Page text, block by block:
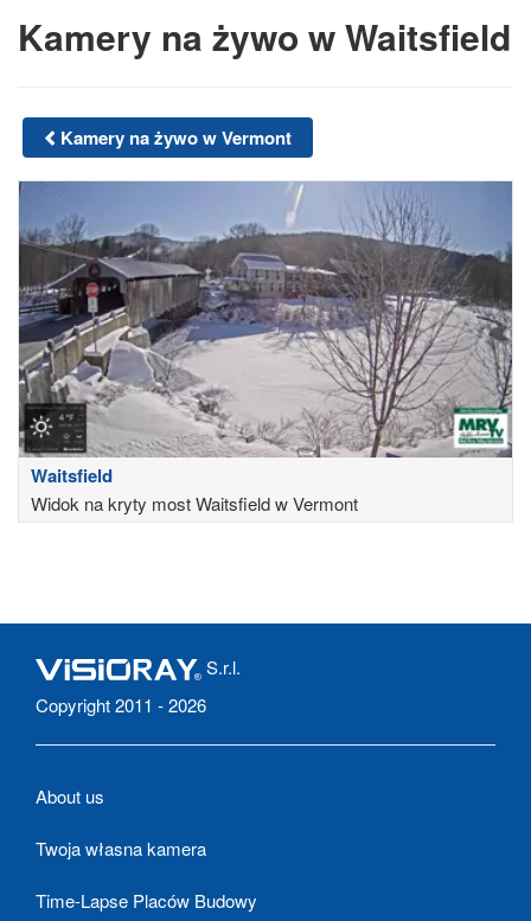
Kamery na żywo w Waitsfield
Kamery na żywo w Vermont
Waitsfield
Widok na kryty most Waitsfield w Vermont
S.r.l.
Copyright 2011 - 2026
About us
Twoja własna kamera
Time-Lapse Placów Budowy